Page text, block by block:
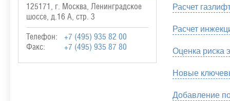
125171, г. Москва, Ленинградское
шоссе, д.16 А, стр. 3
Телефон:
+7 (495) 935 82 00
Факс:
+7 (495) 935 87 80
Расчет
Расчет
Оценка риска
Новые
Добавление